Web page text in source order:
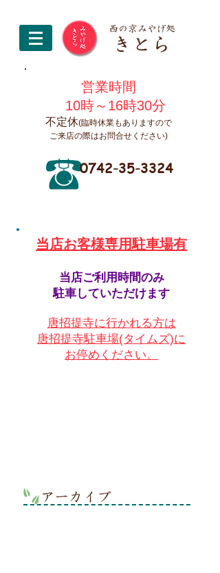
0742-35-3324
営業時間
10時～16時30分
不定休(臨時休業もありますので
ご来店の際はお問合せください)
​当店お客様専用駐車場有
当店ご利用時間のみ
駐車していただけます
唐招提寺に行かれる方は
唐招提寺駐車場(タイムズ)に
お停めください。